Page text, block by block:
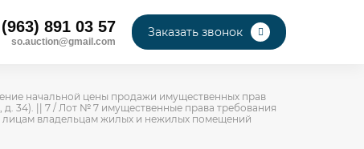
891 03 57
so.auction@gmail.com
Заказать звонок
начальной цены продажи имущественных прав
д. 34). || 7 / Лот № 7 имущественные права требования
лицам владельцам жилых и нежилых помещений